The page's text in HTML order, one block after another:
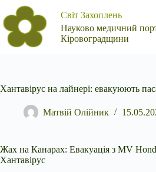
Перейти
до
вмісту
Світ Захоплень
Науково медичний
Кіровоградщини
Хантавірус на лайнері: евакуюють
Матвій Олійник
Жах на Канарах: Евакуація з MV
Хантавірус